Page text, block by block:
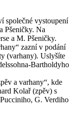
společné vystoupení
Pšeničky. Na
a M. Pšeničky.
zazní v podání
(varhany). Uslyšíte
Bartholdyho
a varhany“, kde
Kolař (zpěv) s
G. Verdiho